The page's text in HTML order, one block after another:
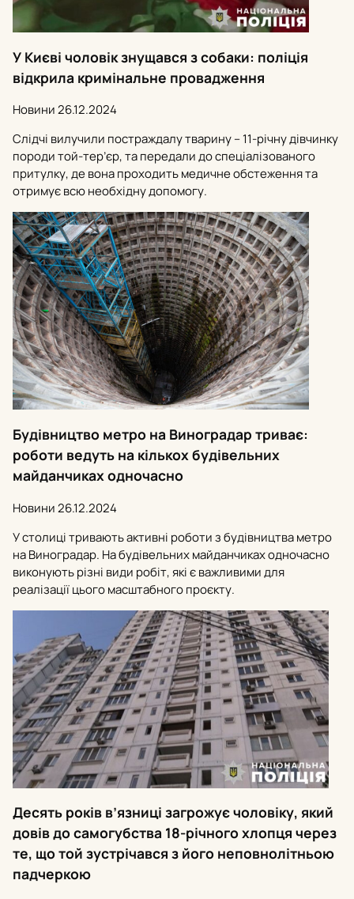
У Києві чоловік знущався з собаки: поліція
відкрила кримінальне провадження
Новини26.12.2024
Слідчі вилучили постраждалу тварину – 11-річну дівчинку
породи той-тер’єр, та передали до спеціалізованого
притулку, де вона проходить медичне обстеження та
отримує всю необхідну допомогу.
Будівництво метро на Виноградар триває:
роботи ведуть на кількох будівельних
майданчиках одночасно
Новини26.12.2024
У столиці тривають активні роботи з будівництва метро
на Виноградар. На будівельних майданчиках одночасно
виконують різні види робіт, які є важливими для
реалізації цього масштабного проєкту.
Десять років в’язниці загрожує чоловіку, який
довів до самогубства 18-річного хлопця через
те, що той зустрічався з його неповнолітньою
падчеркою